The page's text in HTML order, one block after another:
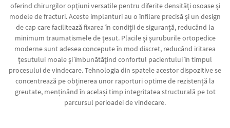
oferind chirurgilor opţiuni versatile pentru diferite densităţi osoase şi
modele de fracturi. Aceste implanturi au o înfilare precisă şi un design
de cap care facilitează fixarea în condiţii de siguranţă, reducând la
minimum traumatismele de ţesut. Placile şi şuruburile ortopedice
moderne sunt adesea concepute în mod discret, reducând iritarea
ţesutului moale şi îmbunătăţind confortul pacientului în timpul
procesului de vindecare. Tehnologia din spatele acestor dispozitive se
concentrează pe obținerea unor raporturi optime de rezistență la
greutate, menținând în același timp integritatea structurală pe tot
parcursul perioadei de vindecare.